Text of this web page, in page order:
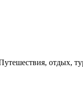
отдых,